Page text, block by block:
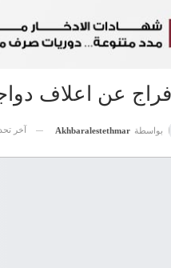
عن اعلاف دواجن قيمتها
بواسطة Akhbaralestethmar آخر